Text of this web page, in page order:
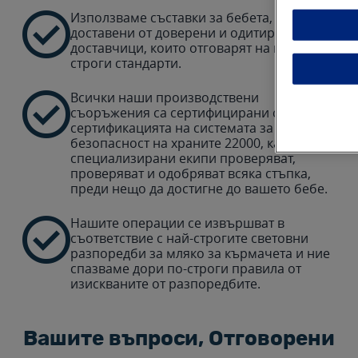
Използваме съставки за бебета,
доставени от доверени и одитирани
доставчици, които отговарят на нашите
строги стандарти.
Всички наши производствени
съоръжения са сертифицирани съгласно
сертификацията на системата за
безопасност на храните 22000, като
специализирани екипи проверяват,
проверяват и одобряват всяка стъпка,
преди нещо да достигне до вашето бебе.
Нашите операции се извършват в
съответствие с най-строгите световни
разпоредби за мляко за кърмачета и ние
спазваме дори по-строги правила от
изискваните от разпоредбите.
Вашите въпроси, Отговорени